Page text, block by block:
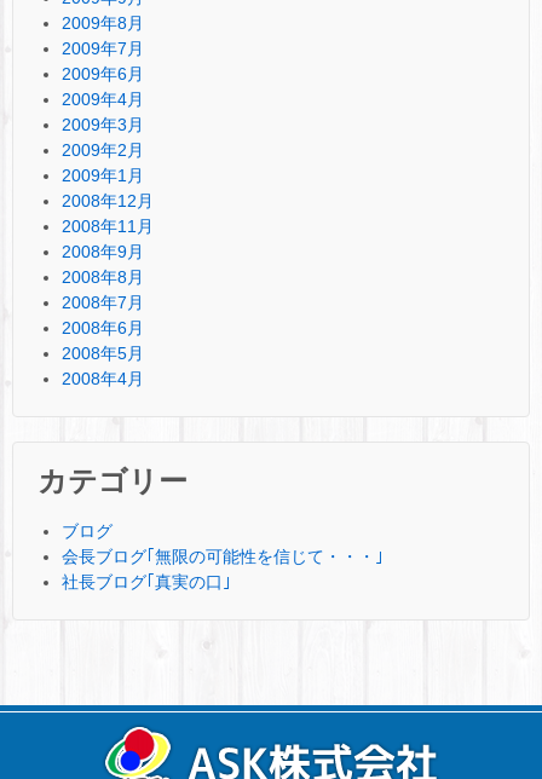
2009年8月
2009年7月
2009年6月
2009年4月
2009年3月
2009年2月
2009年1月
2008年12月
2008年11月
2008年9月
2008年8月
2008年7月
2008年6月
2008年5月
2008年4月
カテゴリー
ブログ
会長ブログ｢無限の可能性を信じて・・・｣
社長ブログ｢真実の口｣